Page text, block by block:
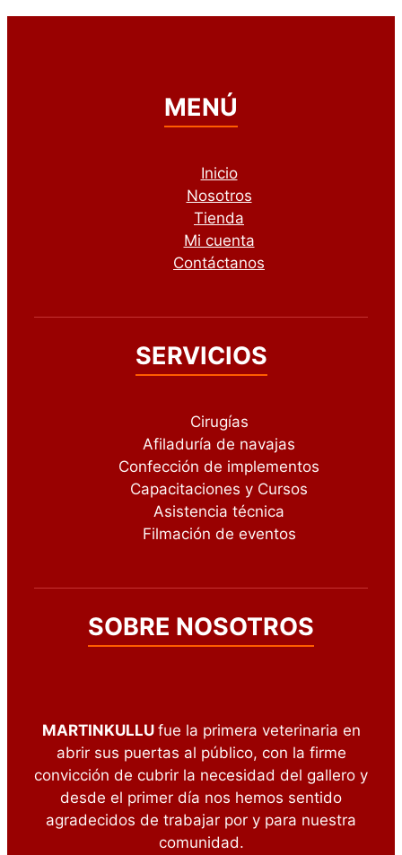
MENÚ
Inicio
Nosotros
Tienda
Mi cuenta
Contáctanos
SERVICIOS
Cirugías
Afiladuría de navajas
Confección de implementos
Capacitaciones y Cursos
Asistencia técnica
Filmación de eventos
SOBRE NOSOTROS
MARTINKULLU fue la primera veterinaria en
abrir sus puertas al público, con la firme
convicción de cubrir la necesidad del gallero y
desde el primer día nos hemos sentido
agradecidos de trabajar por y para nuestra
comunidad.